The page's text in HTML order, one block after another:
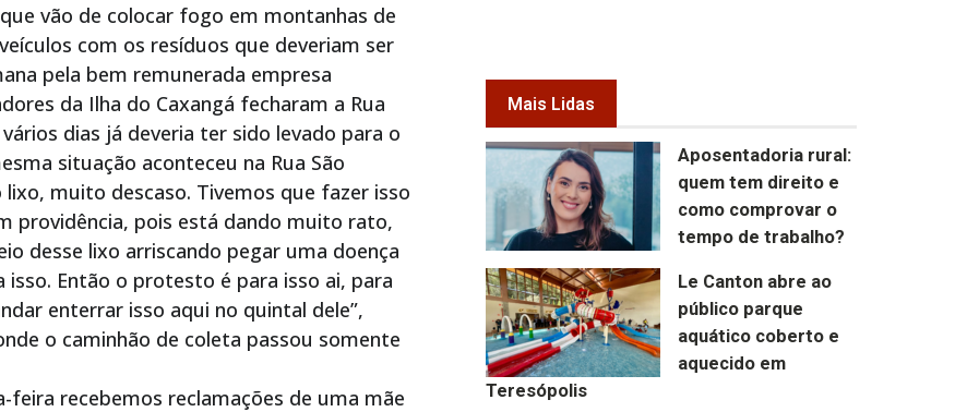
vão de colocar fogo em montanhas de
com os resíduos que deveriam ser
pela bem remunerada empresa
da Ilha do Caxangá fecharam a Rua
dias já deveria ter sido levado para o
situação aconteceu na Rua São
muito descaso. Tivemos que fazer isso
providência, pois está dando muito rato,
desse lixo arriscando pegar uma doença
Então o protesto é para isso ai, para
enterrar isso aqui no quintal dele”,
o caminhão de coleta passou somente
recebemos reclamações de uma mãe
Mais Lidas
Aposentadoria rural:
quem tem direito e
como comprovar o
tempo de trabalho?
Le Canton abre ao
público parque
aquático coberto e
aquecido em
Teresópolis